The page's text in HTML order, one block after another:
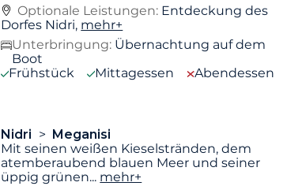
Optionale Leistungen: Entdeckung des
Dorfes Nidri, mehr+
Unterbringung: Übernachtung auf dem
Boot
Frühstück
Mittagessen Abendessen
Nidri
Meganisi
Mit seinen weißen Kieselstränden, dem
atemberaubend blauen Meer und seiner
üppig grünen... mehr+